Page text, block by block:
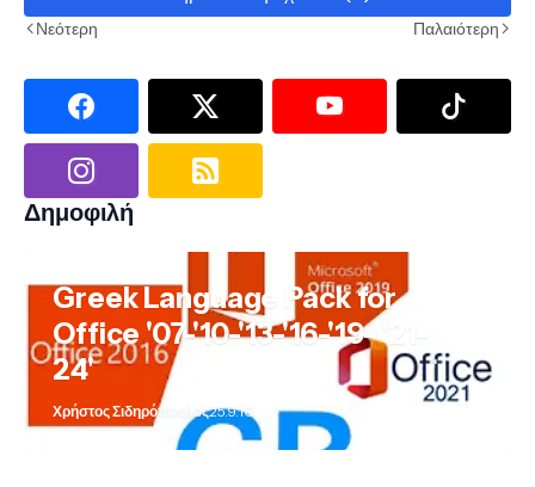
Νεότερη Παλαιότερη
Δημοφιλή
Greek Language Pack for
Office '07-'10-'13-'16-'19- '21-
24'
Χρήστος Σιδηρόπουλος25.9.10